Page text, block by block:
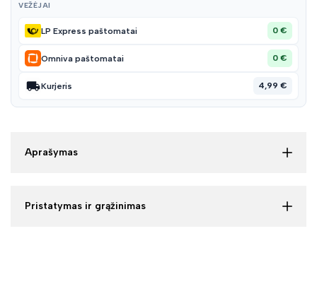
VEŽĖJAI
LP Express paštomatai 0 €
Omniva paštomatai 0 €
Kurjeris 4,99 €
Aprašymas
Pristatymas ir grąžinimas